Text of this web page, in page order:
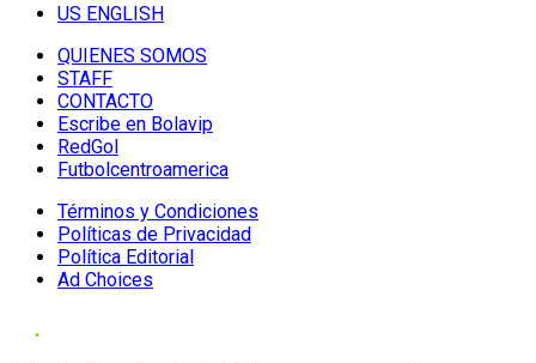
US ENGLISH
QUIENES SOMOS
STAFF
CONTACTO
Escribe en Bolavip
RedGol
Futbolcentroamerica
Términos y Condiciones
Políticas de Privacidad
Política Editorial
Ad Choices